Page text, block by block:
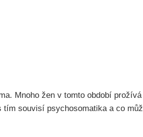
Mnoho žen v tomto období
souvisí psychosomatika a co